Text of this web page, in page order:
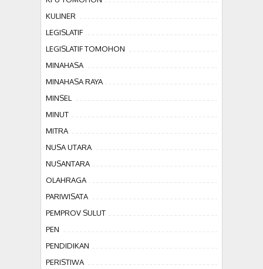
KULINER
LEGISLATIF
LEGISLATIF TOMOHON
MINAHASA
MINAHASA RAYA
MINSEL
MINUT
MITRA
NUSA UTARA
NUSANTARA
OLAHRAGA
PARIWISATA
PEMPROV SULUT
PEN
PENDIDIKAN
PERISTIWA